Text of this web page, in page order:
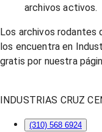
archivos activos.
Los archivos rodantes
los encuentra en
gratis por nuestra
INDUSTRIAS CRUZ
(310) 568 6924